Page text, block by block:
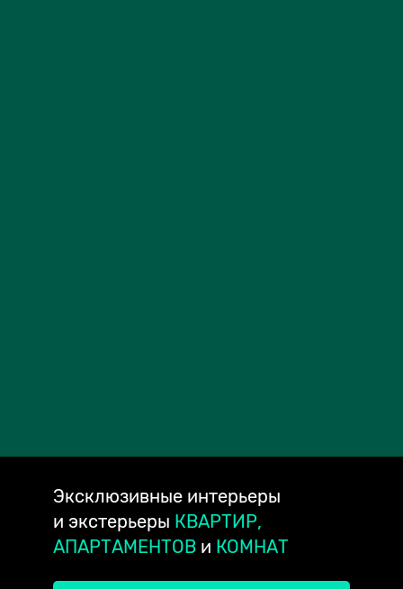
Эксклюзивные интерьеры
и экстерьеры КВАРТИР,
АПАРТАМЕНТОВ и КОМНАТ